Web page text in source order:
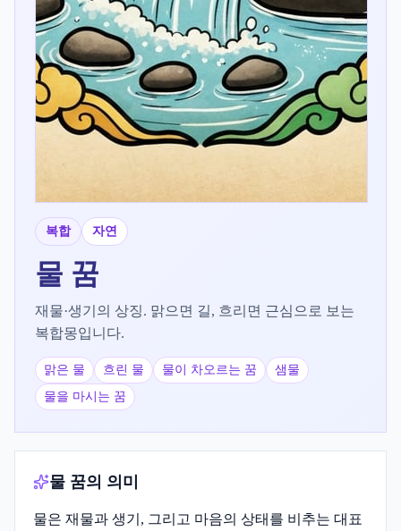
복합 자연
물 꿈
재물·생기의 상징. 맑으면 길, 흐리면 근심으로 보는
복합몽입니다.
맑은 물 흐린 물 물이 차오르는 꿈
샘물
물을 마시는 꿈
물 꿈의 의미
물은 재물과 생기, 그리고 마음의 상태를 비추는 대표